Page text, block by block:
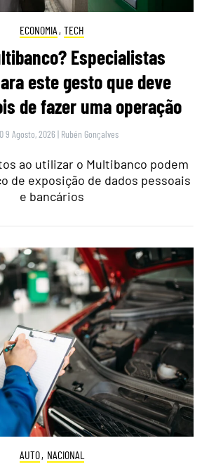
ECONOMIA , TECH
Especialistas
este gesto que deve
de fazer uma operação
9 Agosto, 2026 | Rubén Gonçalves
ao utilizar o Multibanco podem
de exposição de dados pessoais
e bancários
AUTO, NACIONAL